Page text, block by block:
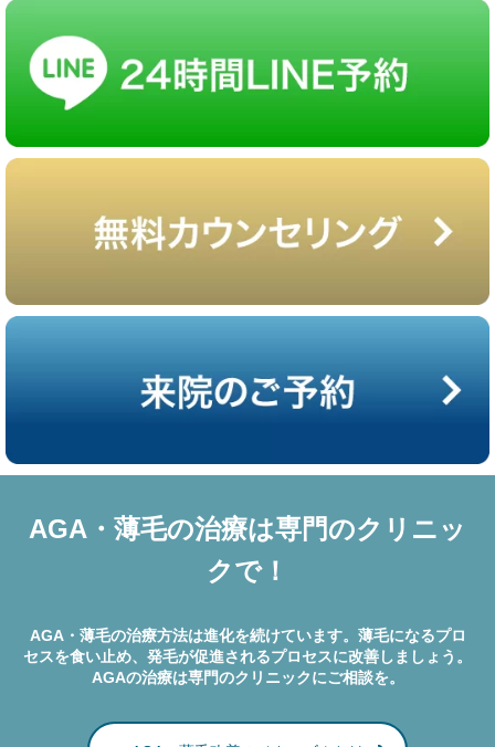
AGA・薄毛の治療は専門のクリニッ
クで！
AGA・薄毛の治療方法は進化を続けています。薄毛になるプロ
セスを食い止め、発毛が促進されるプロセスに改善しましょう。
AGAの治療は専門のクリニックにご相談を。